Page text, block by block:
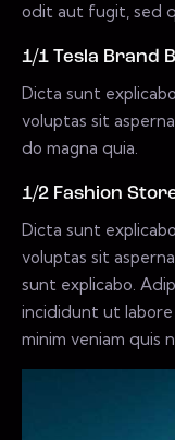
odit aut fugit, sed
1/1 Tesla Brand
Dicta sunt
voluptas sit
do magna quia.
1/2 Fashion
Dicta sunt
voluptas sit
sunt explicabo.
incididunt ut labore
minim veniam quis